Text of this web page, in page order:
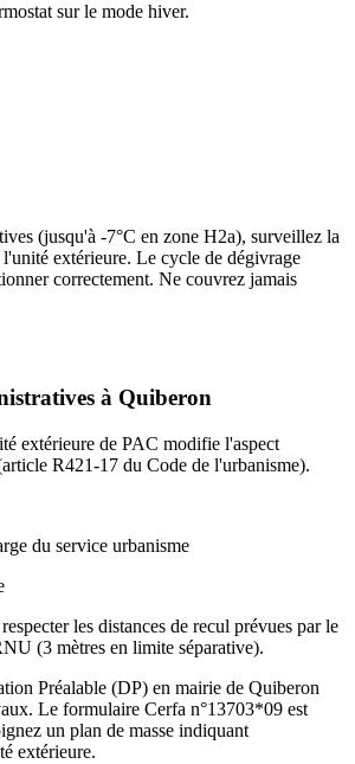
sur le mode hiver.
(jusqu'à -7°C en zone H2a), surveillez la
extérieure. Le cycle de dégivrage
correctement. Ne couvrez jamais
à Quiberon
extérieure de PAC modifie l'aspect
R421-17 du Code de l'urbanisme).
du service urbanisme
les distances de recul prévues par le
(3 mètres en limite séparative).
Préalable (DP) en mairie de Quiberon
Le formulaire Cerfa n°13703*09 est
un plan de masse indiquant
extérieure.